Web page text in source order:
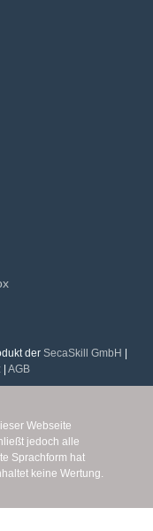
der SecaSkill GmbH |
| AGB
Webseite
jedoch alle
Sprachform hat
keine Wertung.